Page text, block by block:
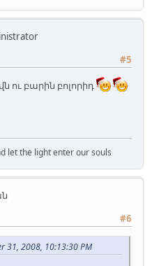
#5
ու բարին բոլորիդ
let the light enter our souls
#6
31, 2008, 10:13:30 PM